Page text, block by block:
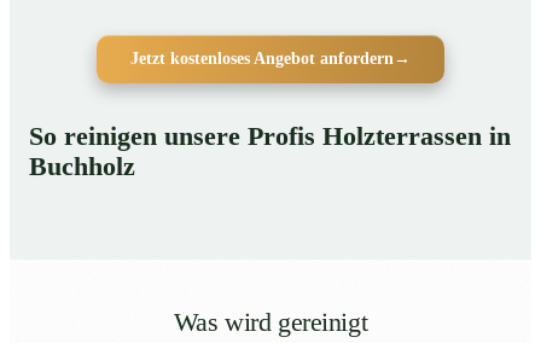
Jetzt kostenloses Angebot anfordern→
So reinigen unsere Profis Holzterrassen in
Buchholz
Was wird gereinigt